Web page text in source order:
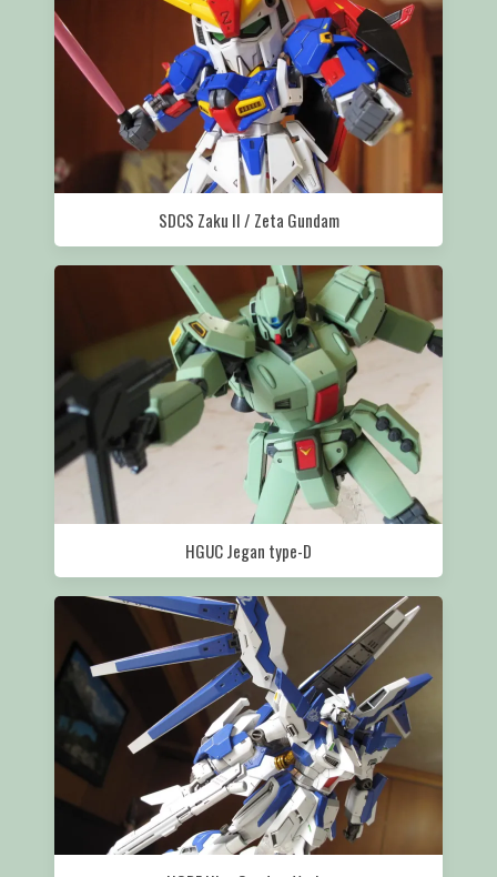
SDCS Zaku II / Zeta Gundam
HGUC Jegan type-D